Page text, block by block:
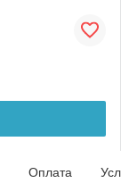
Оплата